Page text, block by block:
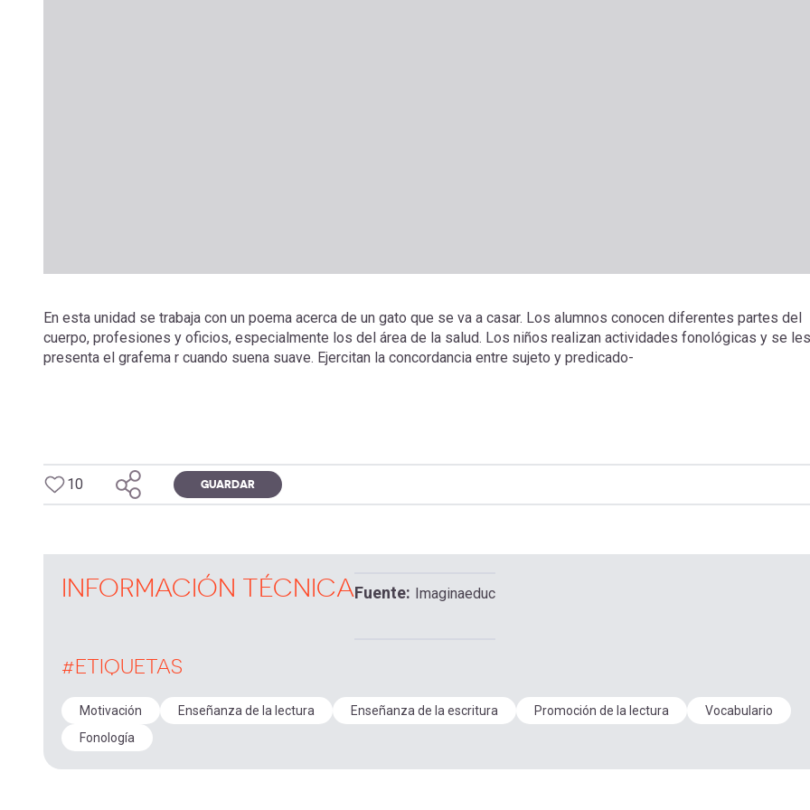
En esta unidad se trabaja con un poema acerca de un gato que se va a casar. Los alumnos conocen diferentes partes del
cuerpo, profesiones y oficios, especialmente los del área de la salud. Los niños realizan actividades fonológicas y se les
presenta el grafema r cuando suena suave. Ejercitan la concordancia entre sujeto y predicado-
10 GUARDAR
INFORMACIÓN TÉCNICAFuente Imaginaeduc
#ETIQUETAS
Motivación Enseñanza de la lectura Enseñanza de la escritura Promoción de la lectura
Vocabulario
Fonología